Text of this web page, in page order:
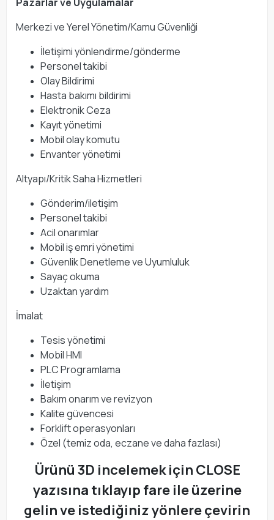
Merkezi ve Yerel Yönetim/Kamu Güvenliği
İletişimi yönlendirme/gönderme
Personel takibi
Olay Bildirimi
Hasta bakımı bildirimi
Elektronik Ceza
Kayıt yönetimi
Mobil olay komutu
Envanter yönetimi
Altyapı/Kritik Saha Hizmetleri
Gönderim/iletişim
Personel takibi
Acil onarımlar
Mobil iş emri yönetimi
Güvenlik Denetleme ve Uyumluluk
Sayaç okuma
Uzaktan yardım
İmalat
Tesis yönetimi
Mobil HMI
PLC Programlama
İletişim
Bakım onarım ve revizyon
Kalite güvencesi
Forklift operasyonları
Özel (temiz oda, eczane ve daha fazlası)
Ürünü 3D incelemek için CLOSE
yazısına tıklayıp fare ile üzerine
gelin ve istediğiniz yönlere çevirin